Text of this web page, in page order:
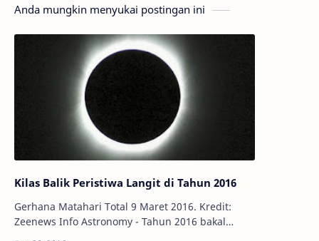
Anda mungkin menyukai postingan ini
Kilas Balik Peristiwa Langit di Tahun 2016
Gerhana Matahari Total 9 Maret 2016. Kredit:
Zeenews Info Astronomy - Tahun 2016 bakal